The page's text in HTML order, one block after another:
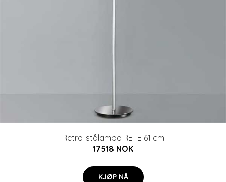
Retro-stålampe RETE 61 cm
17518 NOK
KJØP NÅ